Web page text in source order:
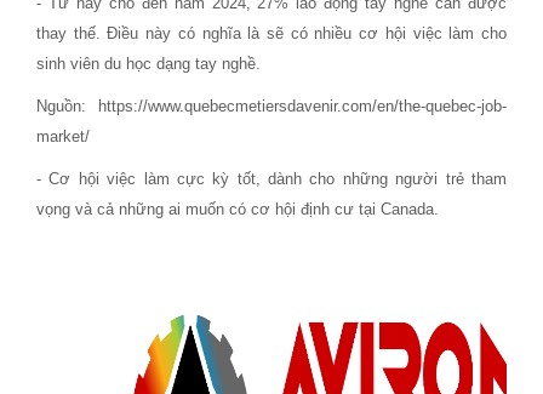
thay thế. Điều này có nghĩa là sẽ có nhiều cơ hội việc làm cho
sinh viên du học dạng tay nghề.
Nguồn: https://www.quebecmetiersdavenir.com/en/the-quebec-job-
market/
- Cơ hội việc làm cực kỳ tốt, dành cho những người trẻ tham
vọng và cả những ai muốn có cơ hội định cư tại Canada.